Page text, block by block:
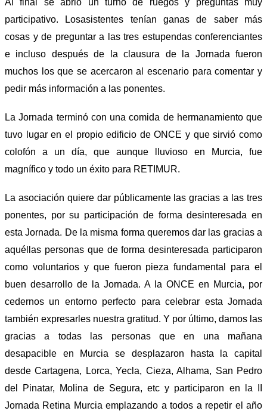
Al final se abrió un turno de ruegos y preguntas muy
participativo. Losasistentes tenían ganas de saber más
cosas y de preguntar a las tres estupendas conferenciantes
e incluso después de la clausura de la Jornada fueron
muchos los que se acercaron al escenario para comentar y
pedir más información a las ponentes.
La Jornada terminó con una comida de hermanamiento que
tuvo lugar en el propio edificio de ONCE y que sirvió como
colofón a un día, que aunque lluvioso en Murcia, fue
magnífico y todo un éxito para RETIMUR.
La asociación quiere dar públicamente las gracias a las tres
ponentes, por su participación de forma desinteresada en
esta Jornada. De la misma forma queremos dar las gracias a
aquéllas personas que de forma desinteresada participaron
como voluntarios y que fueron pieza fundamental para el
buen desarrollo de la Jornada. A la ONCE en Murcia, por
cedernos un entorno perfecto para celebrar esta Jornada
también expresarles nuestra gratitud. Y por último, damos las
gracias a todas las personas que en una mañana
desapacible en Murcia se desplazaron hasta la capital
desde Cartagena, Lorca, Yecla, Cieza, Alhama, San Pedro
del Pinatar, Molina de Segura, etc y participaron en la II
Jornada Retina Murcia emplazando a todos a repetir el año